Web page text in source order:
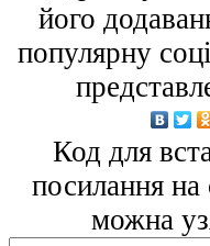
його
популярну
Код для
посилання на
можна